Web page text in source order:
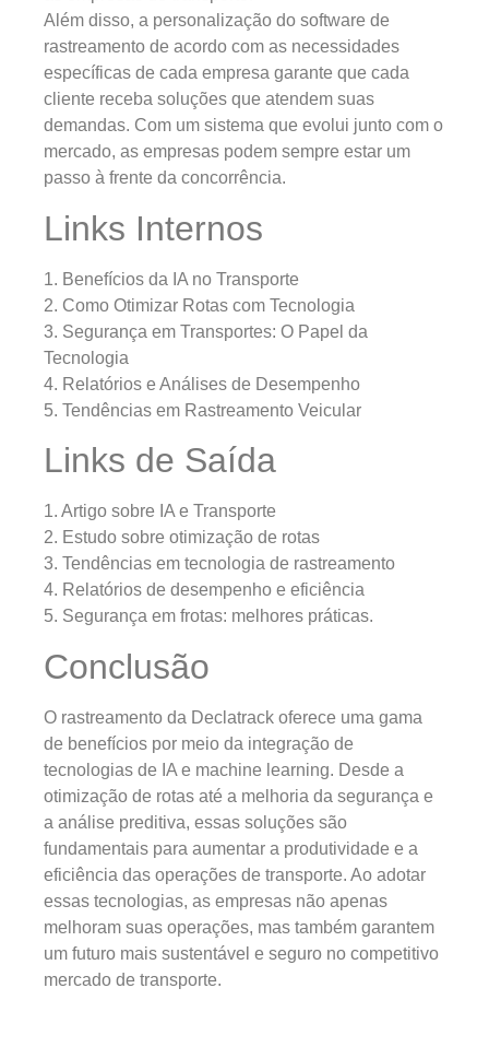
Além disso, a personalização do software de
rastreamento de acordo com as necessidades
específicas de cada empresa garante que cada
cliente receba soluções que atendem suas
demandas. Com um sistema que evolui junto com o
mercado, as empresas podem sempre estar um
passo à frente da concorrência.
Links Internos
1. Benefícios da IA no Transporte
2. Como Otimizar Rotas com Tecnologia
3. Segurança em Transportes: O Papel da
Tecnologia
4. Relatórios e Análises de Desempenho
5. Tendências em Rastreamento Veicular
Links de Saída
1. Artigo sobre IA e Transporte
2. Estudo sobre otimização de rotas
3. Tendências em tecnologia de rastreamento
4. Relatórios de desempenho e eficiência
5. Segurança em frotas: melhores práticas.
Conclusão
O rastreamento da Declatrack oferece uma gama
de benefícios por meio da integração de
tecnologias de IA e machine learning. Desde a
otimização de rotas até a melhoria da segurança e
a análise preditiva, essas soluções são
fundamentais para aumentar a produtividade e a
eficiência das operações de transporte. Ao adotar
essas tecnologias, as empresas não apenas
melhoram suas operações, mas também garantem
um futuro mais sustentável e seguro no competitivo
mercado de transporte.